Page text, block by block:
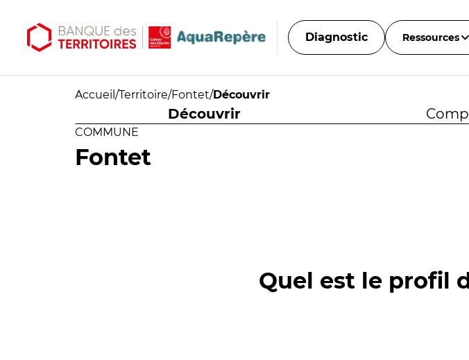
Diagnostic Ressources
Accueil /Territoire/Fontet/Découvrir
Découvrir
COMMUNE
Fontet
Quel est le profil